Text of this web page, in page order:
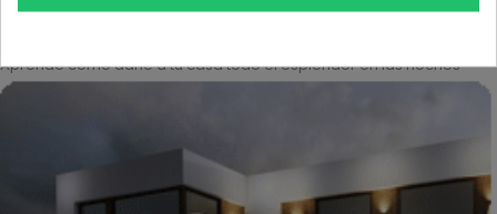
Aprende como darle a tu casa todo el esplendor en las noches